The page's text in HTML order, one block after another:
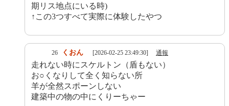
期リス地点にいる時)
↑この3つすべて実際に体験したやつ
26 くおん [2026-02-25 23:49:30] 通報
走れない時にスケルトン（盾もない）
お○くなりして全く知らない所
羊が全然スポーンしない
建築中の物の中にくりーちゃー